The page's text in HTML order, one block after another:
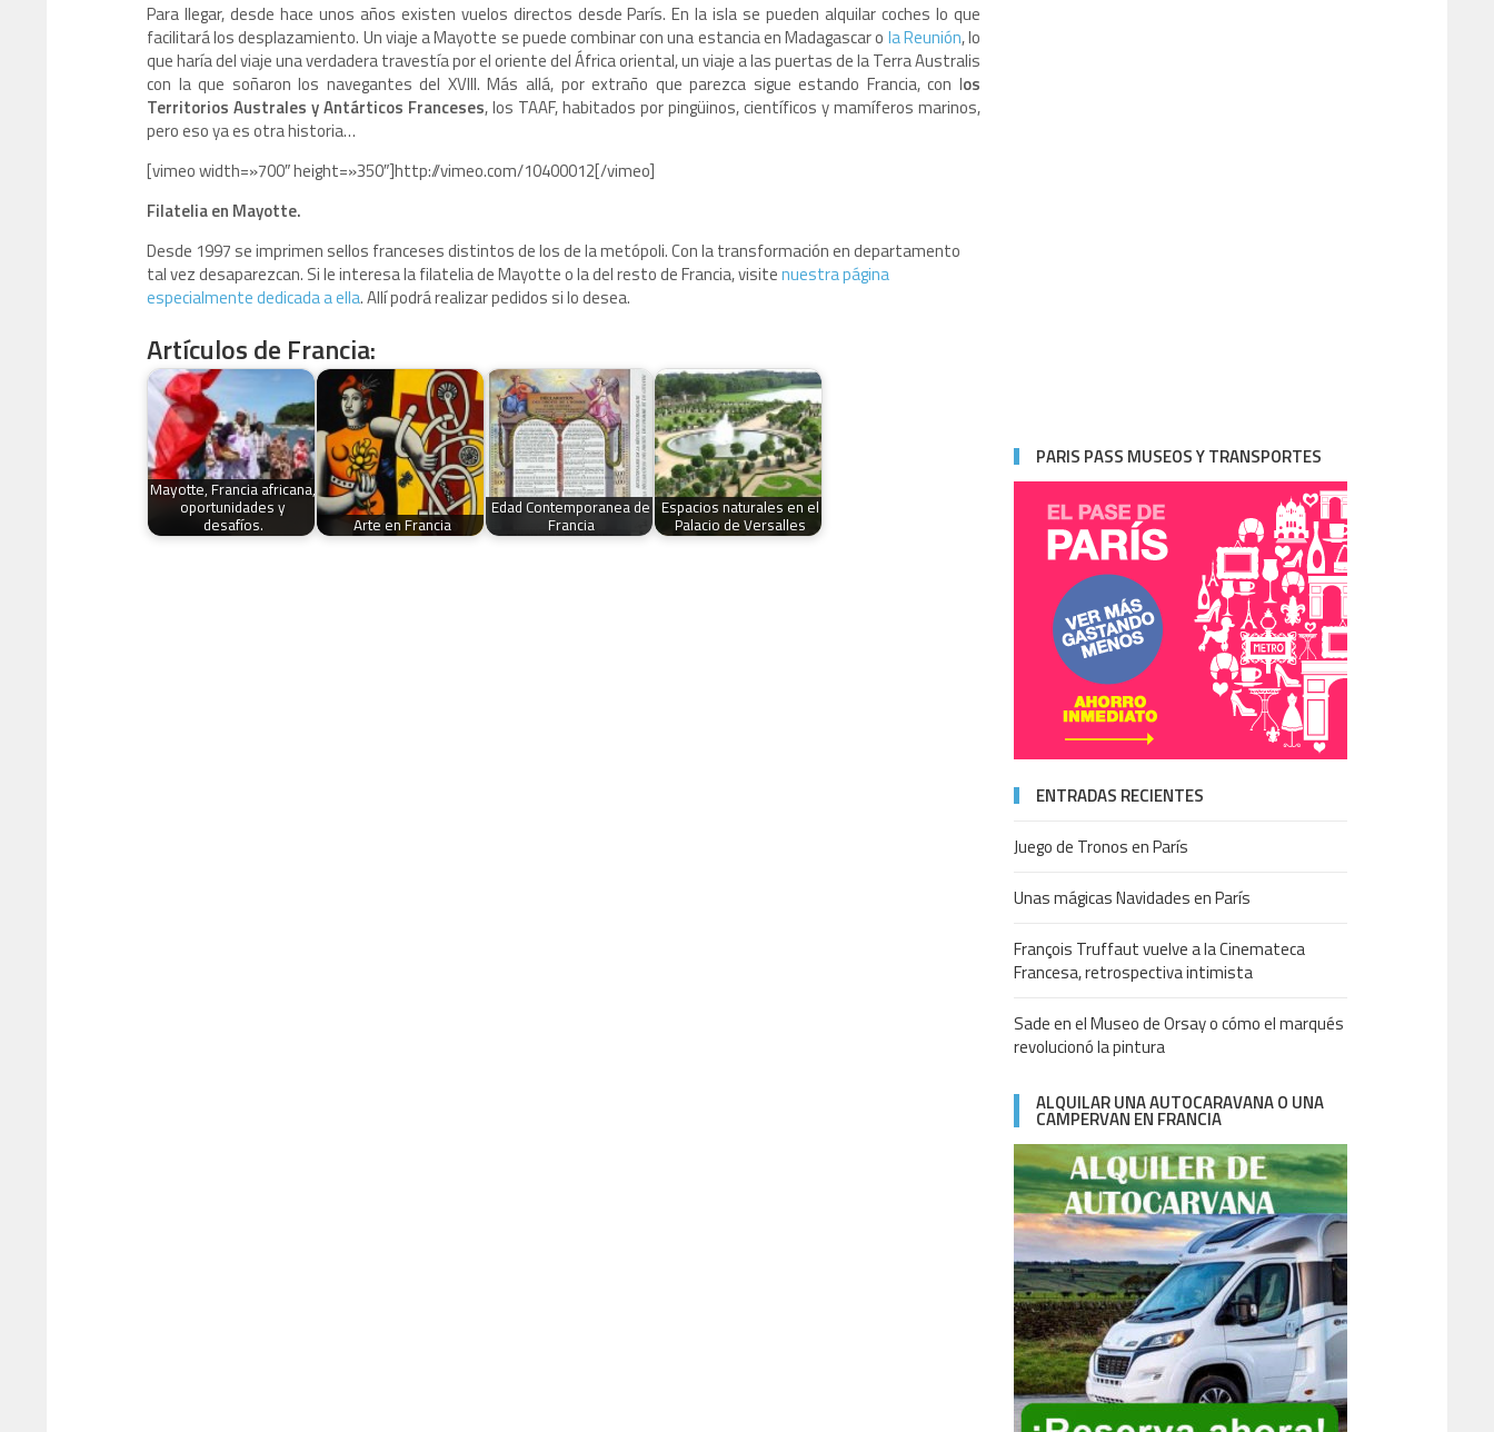
Para llegar, desde hace unos años existen vuelos directos desde París. En la isla se pueden alquilar coches lo que
facilitará los desplazamiento. Un viaje a Mayotte se puede combinar con una estancia en Madagascar o la Reunión, lo
que haría del viaje una verdadera travestía por el oriente del África oriental, un viaje a las puertas de la Terra Australis
con la que soñaron los navegantes del XVIII. Más allá, por extraño que parezca sigue estando Francia, con los
Territorios Australes y Antárticos Franceses, los TAAF, habitados por pingüinos, científicos y mamíferos marinos,
pero eso ya es otra historia…
[vimeo width=»700″ height=»350″]http://vimeo.com/10400012[/vimeo]
Filatelia en Mayotte.
Desde 1997 se imprimen sellos franceses distintos de los de la metópoli. Con la transformación en departamento
tal vez desaparezcan. Si le interesa la filatelia de Mayotte o la del resto de Francia, visitenuestra página
especialmente dedicada a ella. Allí podrá realizar pedidos si lo desea.
Artículos de Francia:
Mayotte, Francia africana,
oportunidades y
desafíos.
Arte en Francia
Edad Contemporanea de
Francia
Espacios naturales en el
Palacio de Versalles
PARIS PASS MUSEOS Y TRANSPORTES
ENTRADAS RECIENTES
Juego de Tronos en París
Unas mágicas Navidades en París
François Truffaut vuelve a la Cinemateca
Francesa, retrospectiva intimista
Sade en el Museo de Orsay o cómo el marqués
revolucionó la pintura
ALQUILAR UNA AUTOCARAVANA O UNA
CAMPERVAN EN FRANCIA